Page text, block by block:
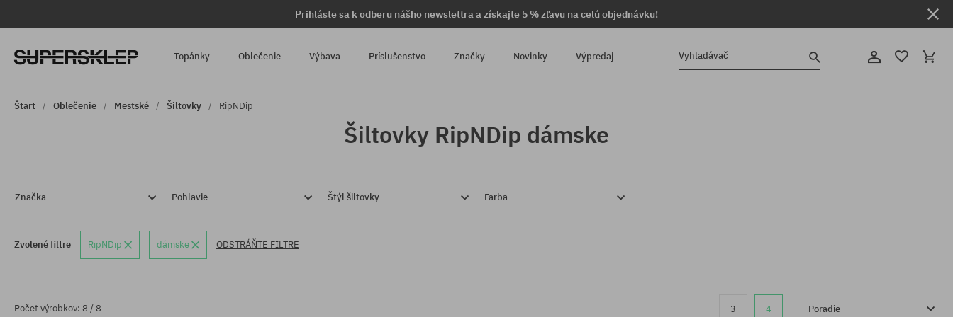
Prihláste sa k odberu nášho newslettra a získajte 5 % zľavu na celú objednávku!
Topánky Oblečenie Výbava Príslušenstvo Značky Novinky Výpredaj Vyhladávač
Štart Oblečenie Mestské Šiltovky RipNDip
Šiltovky RipNDip dámske
Značka Pohlavie Štýl šiltovky Farba
Zvolené filtre RipNDip dámske ODSTRÁŇTE FILTRE
Počet výrobkov: 8 / 8 3 4 Poradie